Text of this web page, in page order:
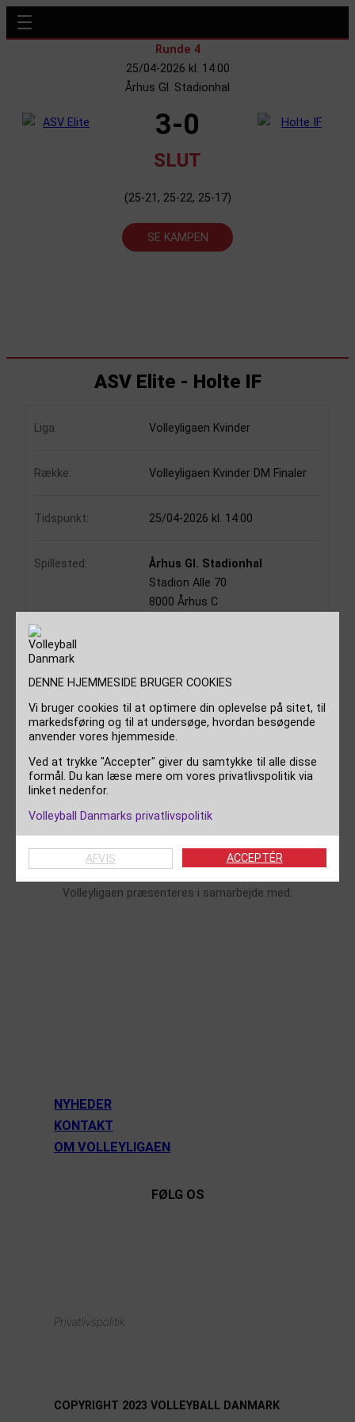
Runde 4
25/04-2026 kl. 14:00
Århus Gl. Stadionhal
3-0
SLUT
(25-21, 25-22, 25-17)
SE KAMPEN
ASV Elite - Holte IF
Liga: Volleyligaen Kvinder
Række: Volleyligaen Kvinder DM Finaler
Tidspunkt: 25/04-2026 kl. 14:00
Spillested:
Århus Gl. Stadionhal
Stadion Alle 70
8000 Århus C
Dommere:
Flemming Kjerulff Munk
Kampnummer: 147972
Roster: Download roster PDF
Kampskema: Download kampskema PDF
Volleyligaen præsenteres i samarbejde med:
NYHEDER
KONTAKT
OM VOLLEYLIGAEN
FØLG OS
Privatlivspolitik
COPYRIGHT 2023 VOLLEYBALL DANMARK
DENNE HJEMMESIDE BRUGER COOKIES
Vi bruger cookies til at optimere din oplevelse på sitet, til
markedsføring og til at undersøge, hvordan besøgende
anvender vores hjemmeside.
Ved at trykke "Accepter" giver du samtykke til alle disse
formål. Du kan læse mere om vores privatlivspolitik via
linket nedenfor.
Volleyball Danmarks privatlivspolitik
AFVIS ACCEPTÉR